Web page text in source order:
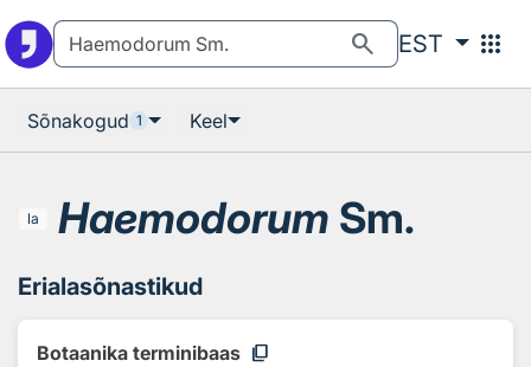
search EST apps
Sõnakogud 1 Keel
la Haemodorum Sm.
Erialasõnastikud
Botaanika terminibaas content_copy